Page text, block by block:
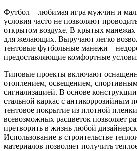
Футбол – любимая игра мужчин и
условия часто не позволяют
открытом воздухе. В крытых манежах
для желающих. Выручают легко
тентовые футбольные манежи –
предоставляющие комфортные
Типовые проекты включают
отоплением, освещением,
сигнализацией. В основе
стальной каркас с антикоррозийным
тентовое покрытие из плотной
всевозможных расцветок позволяет
претворить в жизнь любой
Использование в строительстве
материалов позволяет получить